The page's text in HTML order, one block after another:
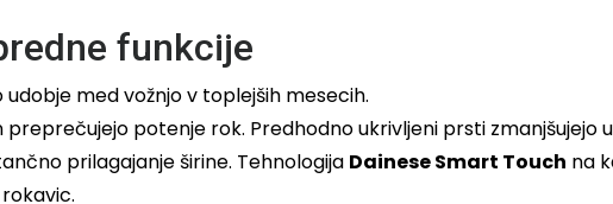
funkcije
med vožnjo v toplejših mesecih.
potenje rok. Predhodno ukrivljeni prsti
prilagajanje širine. Tehnologija Dainese Smart Touch na